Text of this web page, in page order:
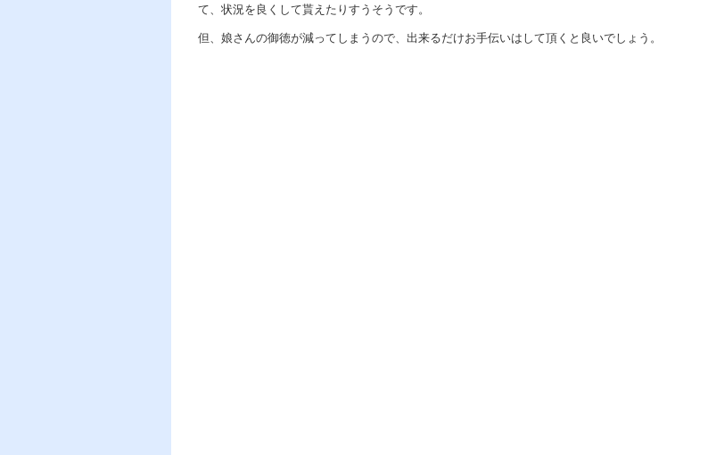
て、状況を良くして貰えたりすうそうです。
但、娘さんの御徳が減ってしまうので、出来るだけお手伝いはして頂くと良いでしょう。